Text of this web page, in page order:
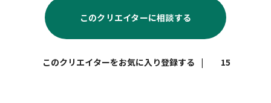
このクリエイターに相談する
| 15